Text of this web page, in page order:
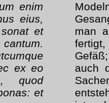
enim
eius,
et
ex eo
quod
et
man
auch